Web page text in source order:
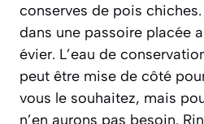
conserves de pois
dans une passoire placée
évier. L’eau de
peut être mise de côté
vous le souhaitez, mais
n’en aurons pas besoin.